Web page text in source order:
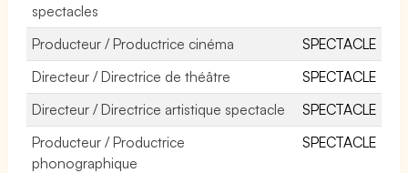
spectacles
Producteur / Productrice cinéma
SPECTACLE
Directeur / Directrice de théâtre
SPECTACLE
Directeur / Directrice artistique spectacle
SPECTACLE
Producteur / Productrice
phonographique
SPECTACLE